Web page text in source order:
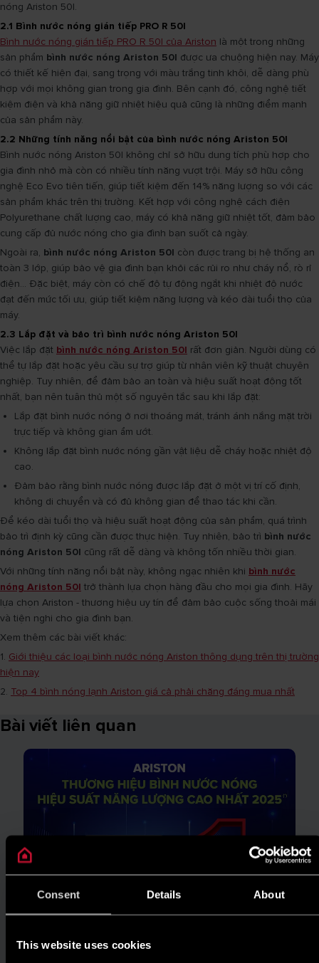
Consent Details About
This website uses cookies
nóng Ariston 50l.
2.1 Bình nước nóng gián tiếp PRO R 50l
Bình nước nóng gián tiếp PRO R 50l của Ariston là một trong những
sản phẩm bình nước nóng Ariston 50l được ưa chuộng hiện nay. Máy
có thiết kế hiện đại, sang trọng với màu trắng tinh khôi, dễ dàng phù
hợp với mọi không gian trong gia đình. Bên cạnh đó, công nghệ tiết
kiệm điện và khả năng giữ nhiệt hiệu quả cũng là những điểm mạnh
của sản phẩm này.
2.2 Những tính năng nổi bật của bình nước nóng Ariston 50l
Bình nước nóng Ariston 50l không chỉ sở hữu dung tích phù hợp cho
gia đình nhỏ mà còn có nhiều tính năng vượt trội. Máy sở hữu công
nghệ Eco Evo tiên tiến, giúp tiết kiệm đến 14% năng lượng so với các
sản phẩm khác trên thị trường. Kết hợp với công nghệ cách điện
Polyurethane chất lượng cao, máy có khả năng giữ nhiệt tốt, đảm bảo
cung cấp đủ nước nóng cho gia đình bạn suốt cả ngày.
Ngoài ra, bình nước nóng Ariston 50l còn được trang bị hệ thống an
toàn 3 lớp, giúp bảo vệ gia đình bạn khỏi các rủi ro như cháy nổ, rò rỉ
điện... Đặc biệt, máy còn có chế độ tự động ngắt khi nhiệt độ nước
đạt đến mức tối ưu, giúp tiết kiệm năng lượng và kéo dài tuổi thọ của
máy.
2.3 Lắp đặt và bảo trì bình nước nóng Ariston 50l
Việc lắp đặt bình nước nóng Ariston 50l rất đơn giản. Người dùng có
thể tự lắp đặt hoặc yêu cầu sự trợ giúp từ nhân viên kỹ thuật chuyên
nghiệp. Tuy nhiên, để đảm bảo an toàn và hiệu suất hoạt động tốt
nhất, bạn nên tuân thủ một số nguyên tắc sau khi lắp đặt:
Lắp đặt bình nước nóng ở nơi thoáng mát, tránh ánh nắng mặt trời
trực tiếp và không gian ẩm ướt.
Không lắp đặt bình nước nóng gần vật liệu dễ cháy hoặc nhiệt độ
cao.
Đảm bảo rằng bình nước nóng được lắp đặt ở một vị trí cố định,
không di chuyển và có đủ không gian để thao tác khi cần.
Để kéo dài tuổi thọ và hiệu suất hoạt động của sản phẩm, quá trình
bảo trì định kỳ cũng cần được thực hiện. Tuy nhiên, bảo trì bình nước
nóng Ariston 50l cũng rất dễ dàng và không tốn nhiều thời gian.
Với những tính năng nổi bật này, không ngạc nhiên khi bình nước
nóng Ariston 50l trở thành lựa chọn hàng đầu cho mọi gia đình. Hãy
lựa chọn Ariston - thương hiệu uy tín để đảm bảo cuộc sống thoải mái
và tiện nghi cho gia đình bạn.
Xem thêm các bài viết khác:
1. Giới thiệu các loại bình nước nóng Ariston thông dụng trên thị trường
hiện nay
2. Top 4 bình nóng lạnh Ariston giá cả phải chăng đáng mua nhất
Bài viết liên quan